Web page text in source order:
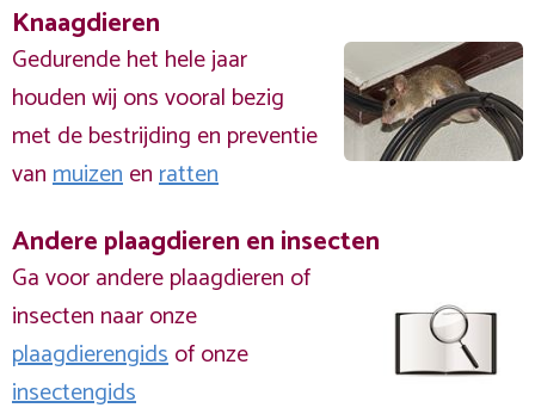
Knaagdieren
Gedurende het hele jaar
houden wij ons vooral bezig
met de bestrijding en preventie
vanmuizenenratten
Andere plaagdieren en insecten
Ga voor andere plaagdieren of
insecten naar onze
plaagdierengidsof onze
insectengids